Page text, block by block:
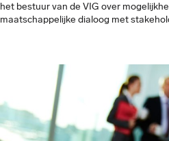
het bestuur van de VIG over
maatschappelijke dialoog met